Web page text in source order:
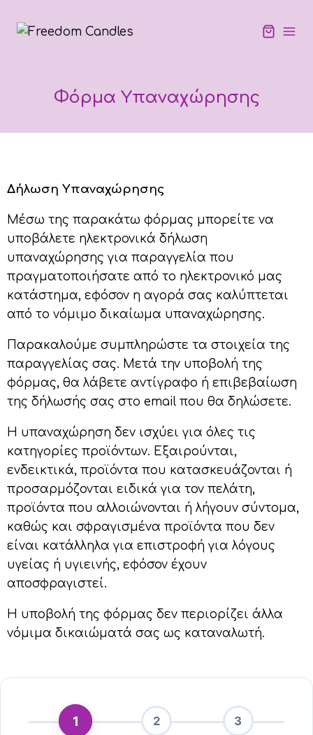
Φόρμα Υπαναχώρησης
Δήλωση Υπαναχώρησης
Μέσω της παρακάτω φόρμας μπορείτε να
υποβάλετε ηλεκτρονικά δήλωση
υπαναχώρησης για παραγγελία που
πραγματοποιήσατε από το ηλεκτρονικό μας
κατάστημα, εφόσον η αγορά σας καλύπτεται
από το νόμιμο δικαίωμα υπαναχώρησης.
Παρακαλούμε συμπληρώστε τα στοιχεία της
παραγγελίας σας. Μετά την υποβολή της
φόρμας, θα λάβετε αντίγραφο ή επιβεβαίωση
της δήλωσής σας στο email που θα δηλώσετε.
Η υπαναχώρηση δεν ισχύει για όλες τις
κατηγορίες προϊόντων. Εξαιρούνται,
ενδεικτικά, προϊόντα που κατασκευάζονται ή
προσαρμόζονται ειδικά για τον πελάτη,
προϊόντα που αλλοιώνονται ή λήγουν σύντομα,
καθώς και σφραγισμένα προϊόντα που δεν
είναι κατάλληλα για επιστροφή για λόγους
υγείας ή υγιεινής, εφόσον έχουν
αποσφραγιστεί.
Η υποβολή της φόρμας δεν περιορίζει άλλα
νόμιμα δικαιώματά σας ως καταναλωτή.
1 2 3